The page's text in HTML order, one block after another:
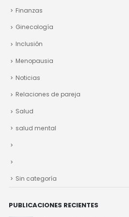
Finanzas
Ginecología
Inclusión
Menopausia
Noticias
Relaciones de pareja
Salud
salud mental
Sin categoría
PUBLICACIONES RECIENTES